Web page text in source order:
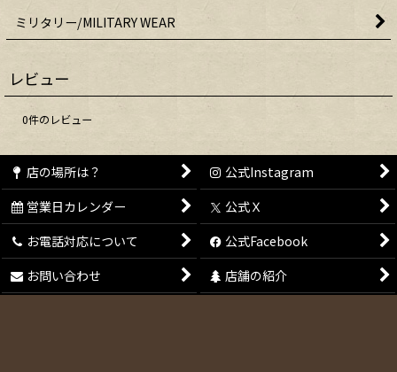
ミリタリー/MILITARY WEAR
レビュー
0件のレビュー
店の場所は？
公式Instagram
営業日カレンダー
公式Ｘ
お電話対応について
公式Facebook
お問い合わせ
店舗の紹介